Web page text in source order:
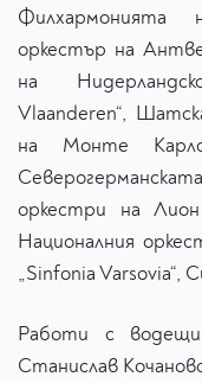
Филхармонията
оркестър на
на
Vlaanderen“,
на Монте Карло,
оркестри на
Националния
„Sinfonia Varsovia“,
Работи с
Станислав